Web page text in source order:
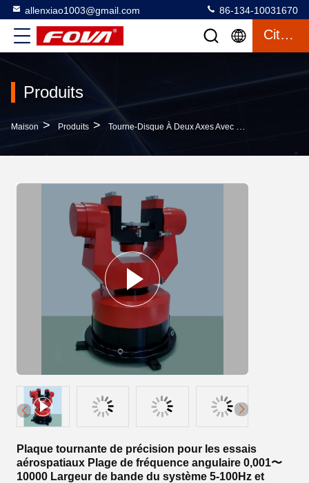
allenxiao1003@gmail.com 86-134-10031670
Citation
Produits
Maison > Produits > Tourne-Disque À Deux Axes Avec Chambre
Plaque tournante de précision pour les essais
aérospatiaux Plage de fréquence angulaire 0,001〜
10000 Largeur de bande du système 5-100Hz et